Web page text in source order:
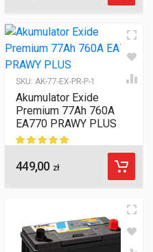
SKU: AK-77-EX-PR-P-1
Akumulator Exide
Premium 77Ah 760A
EA770 PRAWY PLUS
ocen klientów
449,00 zł